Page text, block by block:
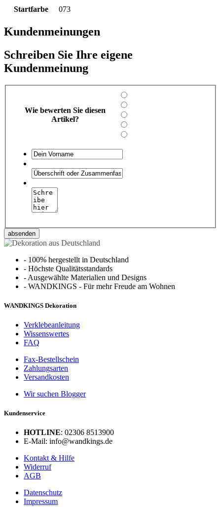
Startfarbe 073
Kundenmeinungen
Schreiben Sie Ihre eigene
Kundenmeinung
Wie bewerten Sie diesen
Artikel?
absenden
- 100% hergestellt in Deutschland
- Höchste Qualitätsstandards
- Ausgewählte Materialien und Designs
- WANDKINGS - Für mehr Freude am Wohnen
WANDKINGS Dekoration
Verklebeanleitung
Wissenswertes
FAQ
Fax-Bestellschein
Zahlungsarten
Versandkosten
Wir suchen Blogger
Kundenservice
HOTLINE: 02306 8513900
E-Mail: info@wandkings.de
Kontakt & Hilfe
Widerruf
AGB
Datenschutz
Impressum